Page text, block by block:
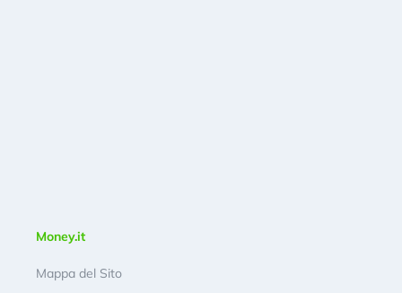
Money.it
Mappa del Sito